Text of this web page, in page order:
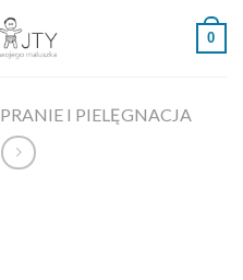
0
PRANIE I PIELĘGNACJA